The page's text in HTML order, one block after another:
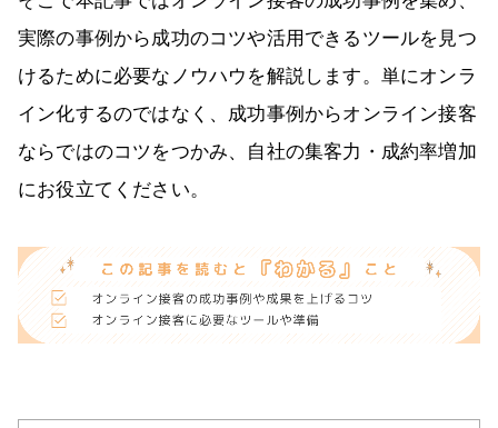
実際の事例から成功のコツや活用できるツールを見つ
けるために必要なノウハウを解説します。単にオンラ
イン化するのではなく、成功事例からオンライン接客
ならではのコツをつかみ、自社の集客力・成約率増加
にお役立てください。